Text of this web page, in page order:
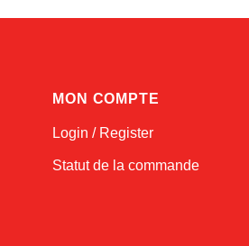
MON COMPTE
Login / Register
Statut de la commande